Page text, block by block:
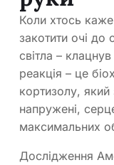
Коли хтось
закотити очі до
світла –
реакція – це
кортизолу,
напружені,
максимальних
Дослідження